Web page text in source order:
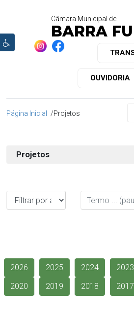
Câmara Municipal de
BARRA
OUVIDORIA
Página Inicial Projetos
Projetos
2026 2025 2024 2023
2020
2019 2018 2017